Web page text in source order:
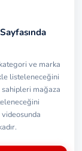
ve marka
listeleneceğini
mağaza